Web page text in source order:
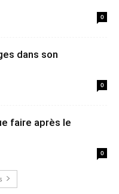
0
dans son
0
faire après le
0